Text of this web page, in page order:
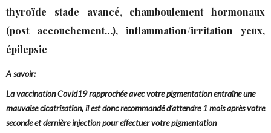
thyroïde stade avancé, chamboulement hormonaux
(post accouchement…), inflammation/irritation yeux,
épilepsie
A savoir:
La vaccination Covid19 rapprochée avec votre pigmentation entraîne une
mauvaise cicatrisation, il est donc recommandé d’attendre 1 mois après votre
seconde et dernière injection pour effectuer votre pigmentation